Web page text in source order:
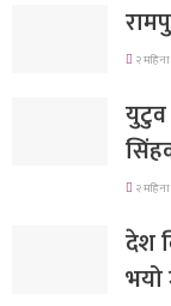
२
युटुव
२
देश
भयो